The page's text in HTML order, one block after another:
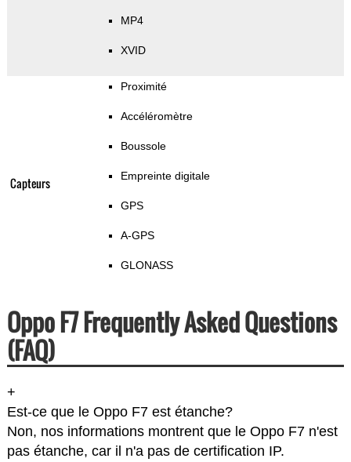
MP4
XVID
Capteurs
Proximité
Accéléromètre
Boussole
Empreinte digitale
GPS
A-GPS
GLONASS
Oppo F7 Frequently Asked Questions
(FAQ)
+
Est-ce que le Oppo F7 est étanche?
Non, nos informations montrent que le Oppo F7 n'est
pas étanche, car il n'a pas de certification IP.